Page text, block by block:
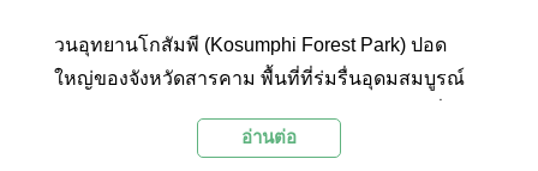
วนอุทยานโกสัมพี (Kosumphi Forest Park) ปอด
ใหญ่ของจังหวัดสารคาม พื้นที่ที่ร่มรื่นอุดมสมบูรณ์
สำคัญอย่างลิงแสมที่มีอยู่เกือบพันตัว โดยส่วนหนึ่ง
อ่านต่อ